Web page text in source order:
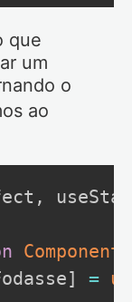
que
um
o
ao
,
] =